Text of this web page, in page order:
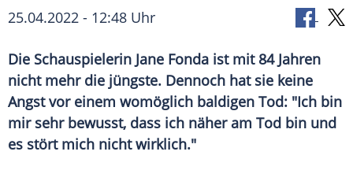
25.04.2022 - 12:48 Uhr
Die Schauspielerin Jane Fonda ist mit 84 Jahren
nicht mehr die jüngste. Dennoch hat sie keine
Angst vor einem womöglich baldigen Tod: "Ich bin
mir sehr bewusst, dass ich näher am Tod bin und
es stört mich nicht wirklich."